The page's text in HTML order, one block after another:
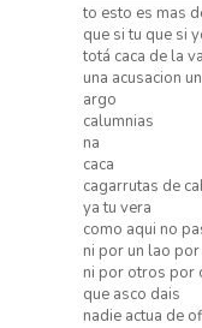
to esto es mas
que si tu que si
totá caca de la
una acusacion
argo
calumnias
na
caca
cagarrutas de
ya tu vera
como aqui no
ni por un lao
ni por otros por
que asco dais
nadie actua de